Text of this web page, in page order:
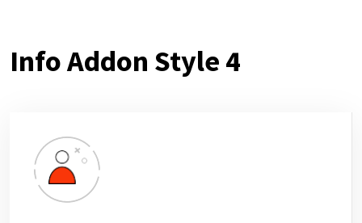
Info Addon Style 4